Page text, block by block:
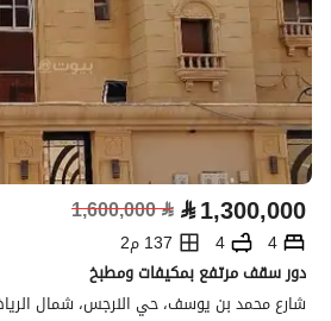
⃁1,300,000
⃁
1,600,000
4
4
137 م2
دور سقف مرتفع بمكيفات ومطبخ
شارع محمد بن يوسف، حي النرجس، شمال